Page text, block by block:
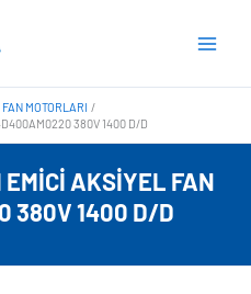
FAN MOTORLARI
380V 1400 D/D
AKSIYEL FAN
380V 1400 D/D